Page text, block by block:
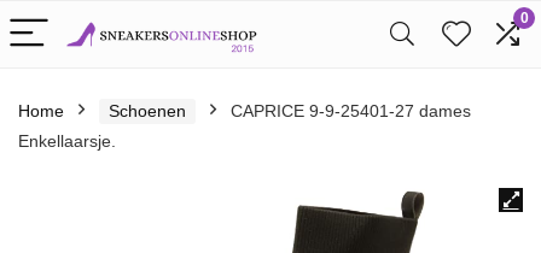
0
Home Schoenen
CAPRICE 9-9-25401-27 dames
Enkellaarsje.